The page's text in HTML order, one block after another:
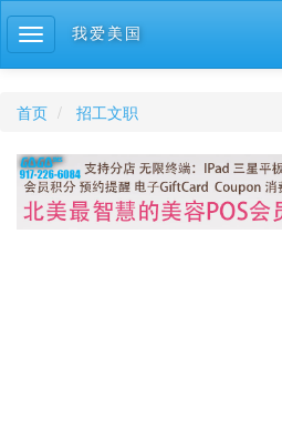
Toggle
navigation
我爱美国
首页 招工文职